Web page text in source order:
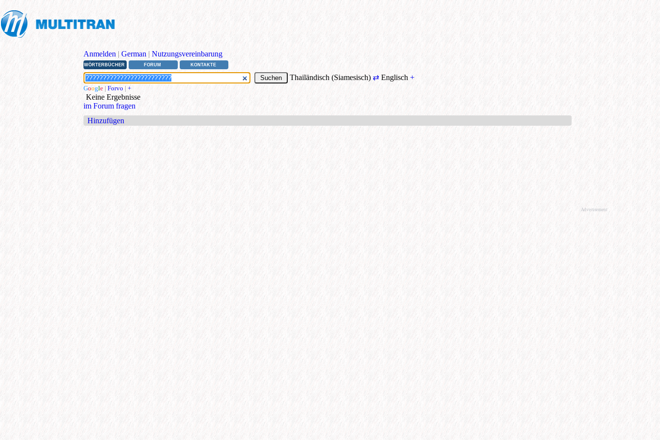
Anmelden | German | Nutzungsvereinbarung
WÖRTERBÜCHER FORUM KONTAKTE
Thailändisch (Siamesisch) ⇄ Englisch +
Google | Forvo | +
Keine Ergebnisse
im Forum fragen
Hinzufügen
Advertisement